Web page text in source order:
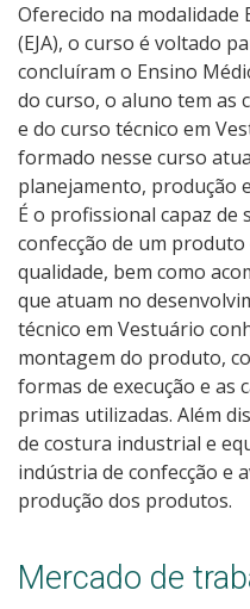
PartiuIF
Parcerias
Processo de
Resultados
Como posso estudar no
Calendário de inscrições
Processos Seletivos
Oferecido na modalidade
(EJA), o curso é voltado
concluíram o Ensino
do curso, o aluno tem as
e do curso técnico em
formado nesse curso
planejamento, produção
É o profissional capaz
confecção de um
qualidade, bem como
que atuam no
técnico em Vestuário
montagem do produto,
formas de execução e as
primas utilizadas. Além
de costura industrial e
indústria de confecção e
produção dos produtos.
Mercado de